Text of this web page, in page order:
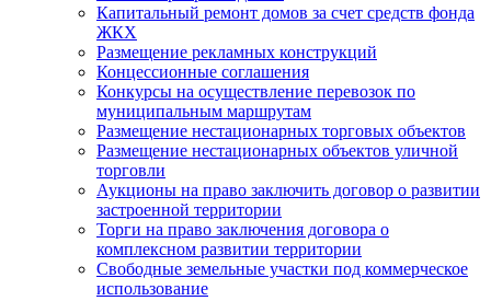
Капитальный ремонт домов за счет средств фонда
ЖКХ
Размещение рекламных конструкций
Концессионные соглашения
Конкурсы на осуществление перевозок по
муниципальным маршрутам
Размещение нестационарных торговых объектов
Размещение нестационарных объектов уличной
торговли
Аукционы на право заключить договор о развитии
застроенной территории
Торги на право заключения договора о
комплексном развитии территории
Свободные земельные участки под коммерческое
использование